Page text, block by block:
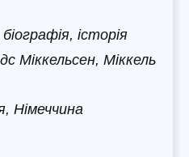
біографія, історія
Міккельсен, Міккель
Німеччина